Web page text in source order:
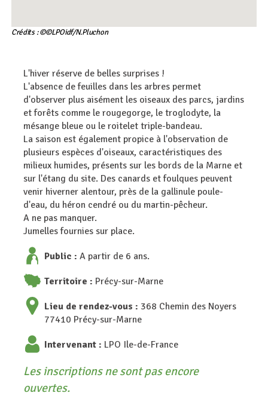
Crédits : ©©LPOidf/N.Pluchon
L'hiver réserve de belles surprises !
L'absence de feuilles dans les arbres permet
d'observer plus aisément les oiseaux des parcs, jardins
et forêts comme le rougegorge, le troglodyte, la
mésange bleue ou le roitelet triple-bandeau.
La saison est également propice à l'observation de
plusieurs espèces d'oiseaux, caractéristiques des
milieux humides, présents sur les bords de la Marne et
sur l'étang du site. Des canards et foulques peuvent
venir hiverner alentour, près de la gallinule poule-
d'eau, du héron cendré ou du martin-pêcheur.
A ne pas manquer.
Jumelles fournies sur place.
Public : A partir de 6 ans.
Territoire : Précy-sur-Marne
Lieu de rendez-vous : 368 Chemin des Noyers
77410 Précy-sur-Marne
Intervenant : LPO Ile-de-France
Les inscriptions ne sont pas encore
ouvertes.